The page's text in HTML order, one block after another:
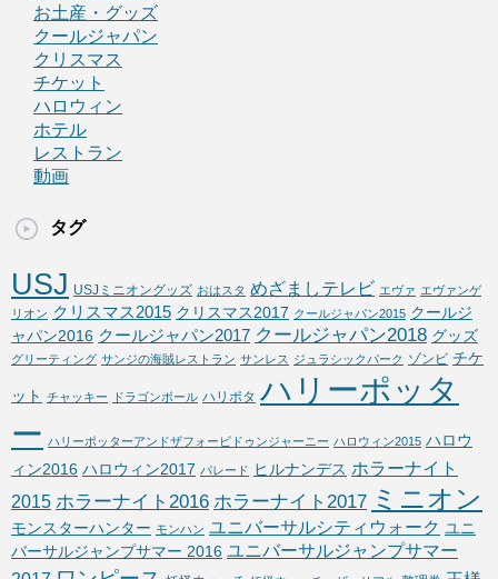
お土産・グッズ
クールジャパン
クリスマス
チケット
ハロウィン
ホテル
レストラン
動画
タグ
USJ USJミニオングッズ おはスタ めざましテレビ エヴァ エヴァンゲ
リオン クリスマス2015 クリスマス2017 クールジャパン2015 クールジ
ャパン2016 クールジャパン2017 クールジャパン2018 グッズ
グリーティング サンジの海賊レストラン サンレス ジュラシックパーク ゾンビ チケ
ット チャッキー ドラゴンボール ハリポタ ハリーポッタ
ー ハリーポッターアンドザフォービドゥンジャーニー ハロウィン2015 ハロウ
ィン2016 ハロウィン2017 パレード ヒルナンデス ホラーナイト
2015 ホラーナイト2016 ホラーナイト2017 ミニオン
モンスターハンター モンハン ユニバーサルシティウォーク ユニ
バーサルジャンプサマー 2016 ユニバーサルジャンプサマー